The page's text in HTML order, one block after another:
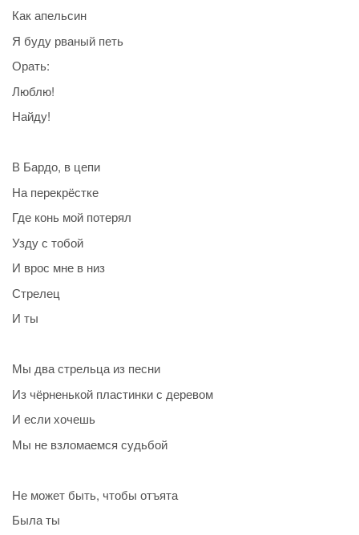
Как апельсин
Я буду рваный петь
Орать:
Люблю!
Найду!
В Бардо, в цепи
На перекрёстке
Где конь мой потерял
Узду с тобой
И врос мне в низ
Стрелец
И ты
Мы два стрельца из песни
Из чёрненькой пластинки с деревом
И если хочешь
Мы не взломаемся судьбой
Не может быть, чтобы отъята
Была ты